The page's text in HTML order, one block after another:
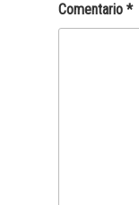
Comentario *